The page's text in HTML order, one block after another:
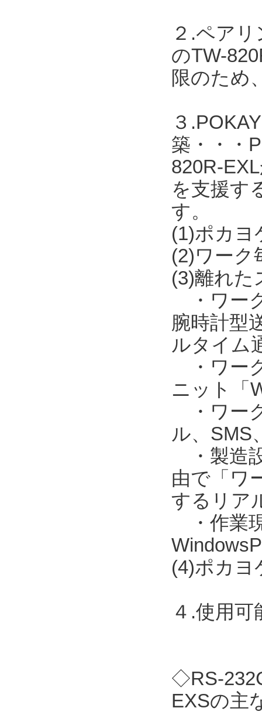
２.ペア
のTW-
限のため
３
築・・・
820R-
を支援す
す。
(1)ポカヨ
(2)ワーク
(3)離れた
・ワー
腕時計型
ルタイム
・ワー
ニット「
・ワー
ル、SMS
・製造
由で「ワ
するリア
・作業
(4)ポカヨ
４.使用
◇RS-
EXSの主